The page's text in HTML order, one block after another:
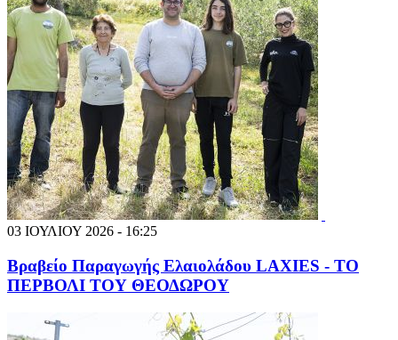
03 ΙΟΥΛΙΟΥ 2026 - 16:25
Βραβείο Παραγωγής Ελαιολάδου LAXIES - ΤΟ
ΠΕΡΒΟΛΙ ΤΟΥ ΘΕΟΔΩΡΟΥ